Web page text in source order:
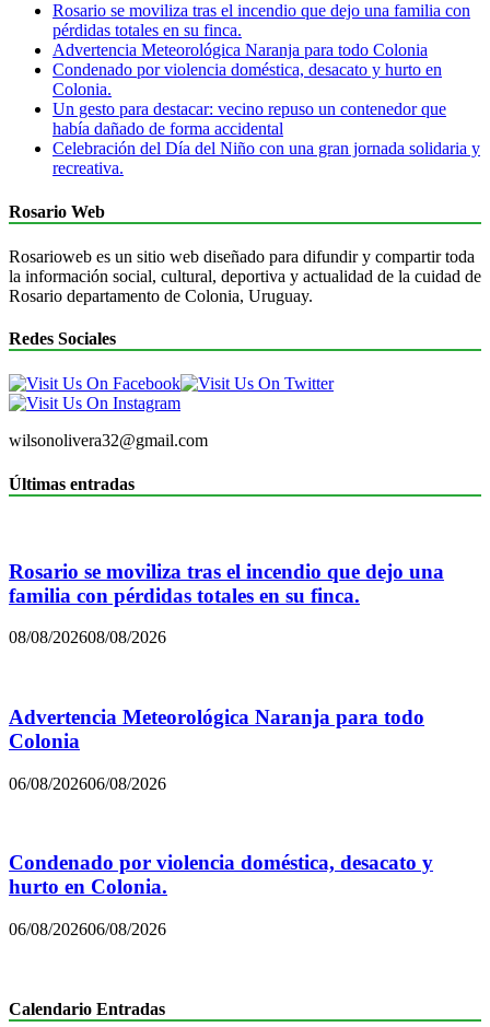
Rosario se moviliza tras el incendio que dejo una familia con
pérdidas totales en su finca.
Advertencia Meteorológica Naranja para todo Colonia
Condenado por violencia doméstica, desacato y hurto en
Colonia.
Un gesto para destacar: vecino repuso un contenedor que
había dañado de forma accidental
Celebración del Día del Niño con una gran jornada solidaria y
recreativa.
Rosario Web
Rosarioweb es un sitio web diseñado para difundir y compartir toda
la información social, cultural, deportiva y actualidad de la cuidad de
Rosario departamento de Colonia, Uruguay.
Redes Sociales
wilsonolivera32@gmail.com
Últimas entradas
Rosario se moviliza tras el incendio que dejo una
familia con pérdidas totales en su finca.
08/08/202608/08/2026
Advertencia Meteorológica Naranja para todo
Colonia
06/08/202606/08/2026
Condenado por violencia doméstica, desacato y
hurto en Colonia.
06/08/202606/08/2026
Calendario Entradas